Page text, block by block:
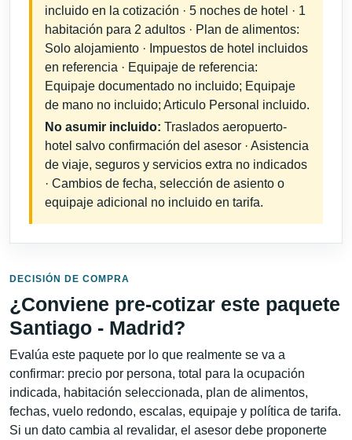
incluido en la cotización · 5 noches de hotel · 1
habitación para 2 adultos · Plan de alimentos:
Solo alojamiento · Impuestos de hotel incluidos
en referencia · Equipaje de referencia:
Equipaje documentado no incluido; Equipaje
de mano no incluido; Articulo Personal incluido.
No asumir incluido: Traslados aeropuerto-
hotel salvo confirmación del asesor · Asistencia
de viaje, seguros y servicios extra no indicados
· Cambios de fecha, selección de asiento o
equipaje adicional no incluido en tarifa.
DECISIÓN DE COMPRA
¿Conviene pre-cotizar este paquete
Santiago - Madrid?
Evalúa este paquete por lo que realmente se va a
confirmar: precio por persona, total para la ocupación
indicada, habitación seleccionada, plan de alimentos,
fechas, vuelo redondo, escalas, equipaje y política de tarifa.
Si un dato cambia al revalidar, el asesor debe proponerte